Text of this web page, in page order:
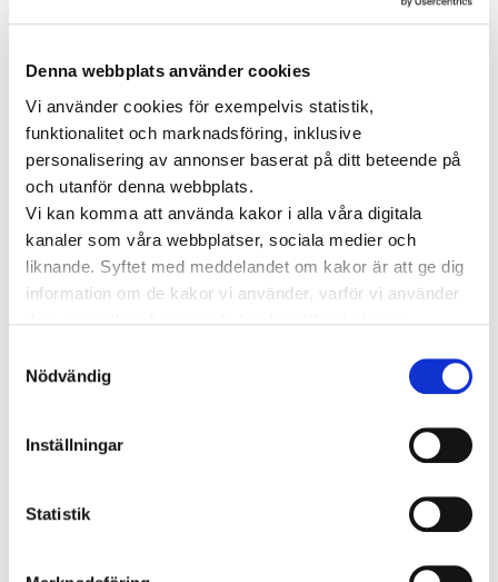
Denna webbplats använder cookies
Vi använder cookies för exempelvis statistik,
funktionalitet och marknadsföring, inklusive
personalisering av annonser baserat på ditt beteende på
och utanför denna webbplats.
Vi kan komma att använda kakor i alla våra digitala
kanaler som våra webbplatser, sociala medier och
liknande. Syftet med meddelandet om kakor är att ge dig
information om de kakor vi använder, varför vi använder
vi behandlar personuppgifter i vår
Integritetspolicy
Nödvändig
Inställningar
Statistik
Hos oss kan du träffa läkare som är
träffa en läkare direkt eller boka en tid
som passar dig.
Träffa läkare online
KATEGORIER
Viktig information
TAGGAR